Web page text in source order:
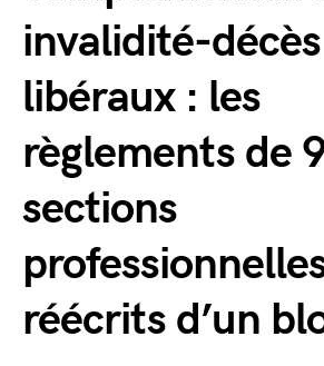
invalidité-
libéraux : les
règlements de
sections
réécrits d’un